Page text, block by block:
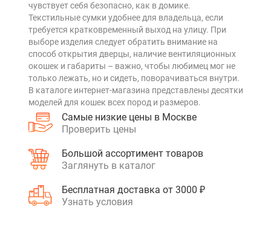
чувствует себя безопасно, как в домике.
Текстильные сумки удобнее для владельца, если
требуется кратковременный выход на улицу. При
выборе изделия следует обратить внимание на
способ открытия дверцы, наличие вентиляционных
окошек и габариты – важно, чтобы любимец мог не
только лежать, но и сидеть, поворачиваться внутри.
В каталоге интернет-магазина представлены десятки
моделей для кошек всех пород и размеров.
Самые низкие цены в Москве
Проверить цены
Большой ассортимент товаров
Заглянуть в каталог
Бесплатная доставка от 3000 ₽
Узнать условия